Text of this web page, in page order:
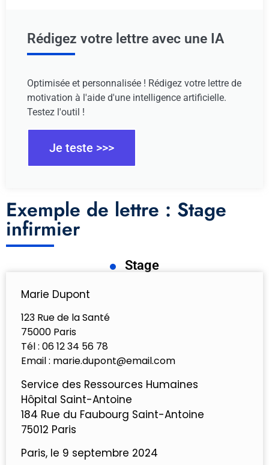
Rédigez votre lettre avec une IA
Optimisée et personnalisée ! Rédigez votre lettre de
motivation à l'aide d'une intelligence artificielle.
Testez l'outil !
Je teste >>>
Exemple de lettre : Stage
infirmier
Stage
Marie Dupont
123 Rue de la Santé
75000 Paris
Tél : 06 12 34 56 78
Email : marie.dupont@email.com
Service des Ressources Humaines
Hôpital Saint-Antoine
184 Rue du Faubourg Saint-Antoine
75012 Paris
Paris, le 9 septembre 2024